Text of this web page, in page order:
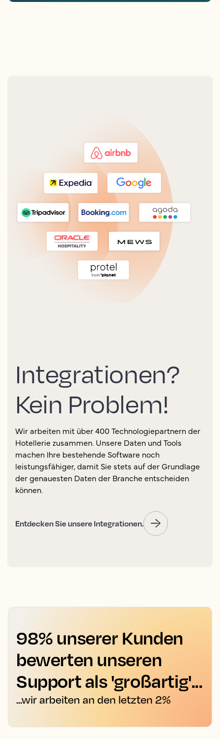
Integrationen?
Kein Problem!
Wir arbeiten mit über 400 Technologiepartnern der
Hotellerie zusammen. Unsere Daten und Tools
machen Ihre bestehende Software noch
leistungsfähiger, damit Sie stets auf der Grundlage
der genauesten Daten der Branche entscheiden
können.
Entdecken Sie unsere Integrationen.
98% unserer Kunden
bewerten unseren
Support als 'großartig'...
...wir arbeiten an den letzten 2%